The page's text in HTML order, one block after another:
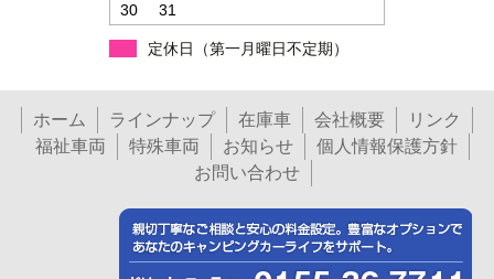
30
31
定休日（第一月曜日不定期）
ホーム ラインナップ 在庫車 会社概要
リンク
福祉車両
特殊車両 お知らせ
個人情報保護方針
お問い合わせ